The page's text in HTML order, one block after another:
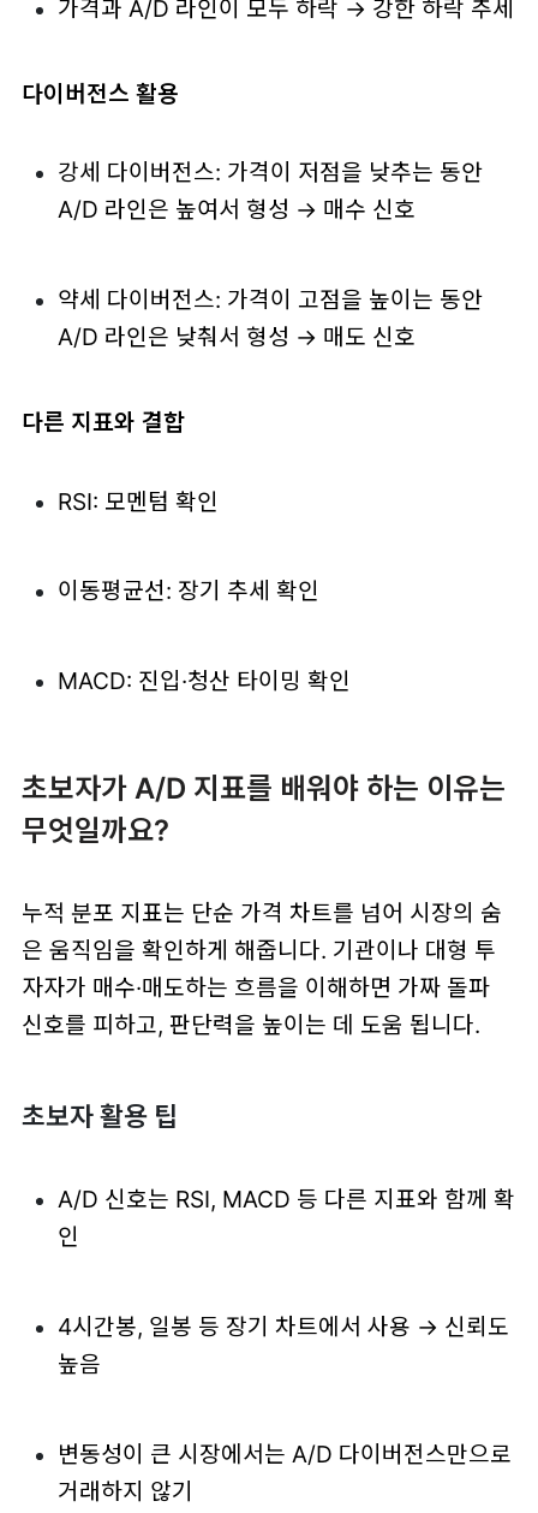
가격과 A/D 라인이 모두 하락 → 강한 하락 추세
다이버전스 활용
강세 다이버전스: 가격이 저점을 낮추는 동안
A/D 라인은 높여서 형성 → 매수 신호
약세 다이버전스: 가격이 고점을 높이는 동안
A/D 라인은 낮춰서 형성 → 매도 신호
다른 지표와 결합
RSI: 모멘텀 확인
이동평균선: 장기 추세 확인
MACD: 진입·청산 타이밍 확인
초보자가 A/D 지표를 배워야 하는 이유는
무엇일까요?
누적 분포 지표는 단순 가격 차트를 넘어 시장의 숨
은 움직임을 확인하게 해줍니다. 기관이나 대형 투
자자가 매수·매도하는 흐름을 이해하면 가짜 돌파
신호를 피하고, 판단력을 높이는 데 도움 됩니다.
초보자 활용 팁
A/D 신호는 RSI, MACD 등 다른 지표와 함께 확
인
4시간봉, 일봉 등 장기 차트에서 사용 → 신뢰도
높음
변동성이 큰 시장에서는 A/D 다이버전스만으로
거래하지 않기